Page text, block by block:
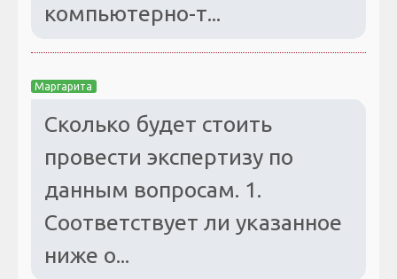
компьютерно-т...
Маргарита
Сколько будет стоить
провести экспертизу по
данным вопросам. 1.
Соответствует ли указанное
ниже о...